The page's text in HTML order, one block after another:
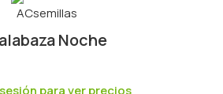
Noche
para ver precios